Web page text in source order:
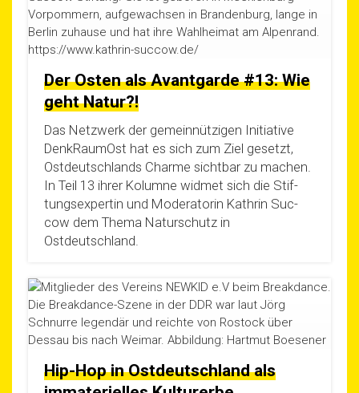
Der Osten als Avantgarde #13: Wie
geht Natur?!
Das Netz­werk der gemein­nüt­zi­gen Initia­ti­ve
Denk­Rau­mOst hat es sich zum Ziel gesetzt,
Ost­deutsch­lands Charme sicht­bar zu machen.
In Teil 13 ihrer Kolum­ne wid­met sich die Stif­
tungs­exper­tin und Mode­ra­to­rin Kath­rin Suc­
cow dem The­ma Natur­schutz in
Ostdeutschland.
Hip-Hop in Ostdeutschland als